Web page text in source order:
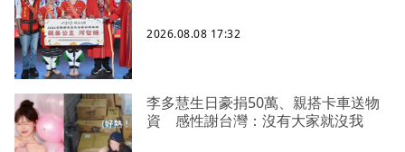
2026.08.08 17:32
李多慧生日豪捐50萬、親搭卡車送物
資 感性謝台灣：沒有大家就沒我